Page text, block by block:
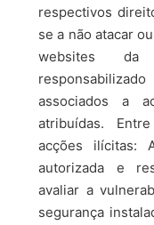
respectivos
se a não atacar
websites da
associados a
atribuídas.
acções ilícitas:
autorizada e
avaliar a
segurança